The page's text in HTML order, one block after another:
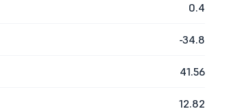
0.4
-34.8
41.56
12.82